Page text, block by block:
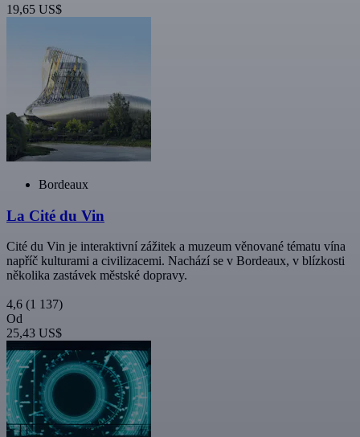
19,65 US$
Bordeaux
La Cité du Vin
Cité du Vin je interaktivní zážitek a muzeum věnované tématu vína
napříč kulturami a civilizacemi. Nachází se v Bordeaux, v blízkosti
několika zastávek městské dopravy.
4,6 (1 137)
Od
25,43 US$